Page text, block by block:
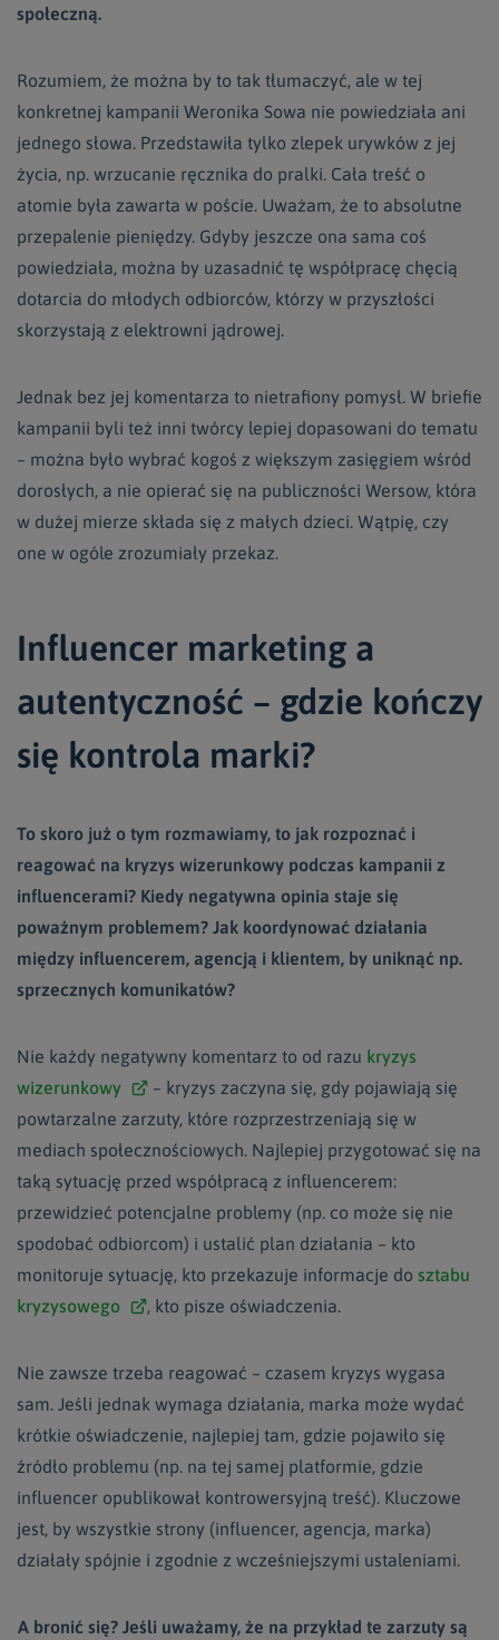
społeczną.
Rozumiem, że można by to tak tłumaczyć, ale w tej
konkretnej kampanii Weronika Sowa nie powiedziała ani
jednego słowa. Przedstawiła tylko zlepek urywków z jej
życia, np. wrzucanie ręcznika do pralki. Cała treść o
atomie była zawarta w poście. Uważam, że to absolutne
przepalenie pieniędzy. Gdyby jeszcze ona sama coś
powiedziała, można by uzasadnić tę współpracę chęcią
dotarcia do młodych odbiorców, którzy w przyszłości
skorzystają z elektrowni jądrowej.
Jednak bez jej komentarza to nietrafiony pomysł. W briefie
kampanii byli też inni twórcy lepiej dopasowani do tematu
– można było wybrać kogoś z większym zasięgiem wśród
dorosłych, a nie opierać się na publiczności Wersow, która
w dużej mierze składa się z małych dzieci. Wątpię, czy
one w ogóle zrozumiały przekaz.
Influencer marketing a
autentyczność – gdzie kończy
się kontrola marki?
To skoro już o tym rozmawiamy, to jak rozpoznać i
reagować na kryzys wizerunkowy podczas kampanii z
influencerami? Kiedy negatywna opinia staje się
poważnym problemem? Jak koordynować działania
między influencerem, agencją i klientem, by uniknąć np.
sprzecznych komunikatów?
Nie każdy negatywny komentarz to od razu kryzys
wizerunkowy
– kryzys zaczyna się, gdy pojawiają się
powtarzalne zarzuty, które rozprzestrzeniają się w
mediach społecznościowych. Najlepiej przygotować się na
taką sytuację przed współpracą z influencerem:
przewidzieć potencjalne problemy (np. co może się nie
spodobać odbiorcom) i ustalić plan działania – kto
monitoruje sytuację, kto przekazuje informacje do sztabu
kryzysowego
, kto pisze oświadczenia.
Nie zawsze trzeba reagować – czasem kryzys wygasa
sam. Jeśli jednak wymaga działania, marka może wydać
krótkie oświadczenie, najlepiej tam, gdzie pojawiło się
źródło problemu (np. na tej samej platformie, gdzie
influencer opublikował kontrowersyjną treść). Kluczowe
jest, by wszystkie strony (influencer, agencja, marka)
działały spójnie i zgodnie z wcześniejszymi ustaleniami.
A bronić się? Jeśli uważamy, że na przykład te zarzuty są